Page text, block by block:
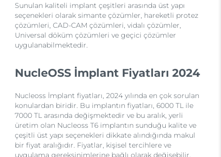
Sunulan kaliteli implant çeşitleri arasında üst yapı
seçenekleri olarak simante çözümler, hareketli protez
çözümleri, CAD-CAM çözümleri, vidalı çözümler,
Universal döküm çözümleri ve geçici çözümler
uygulanabilmektedir.
NucleOSS İmplant Fiyatları 2024
Nucleoss İmplant fiyatları, 2024 yılında en çok sorulan
konulardan biridir. Bu implantın fiyatları, 6000 TL ile
7000 TL arasında değişmektedir ve bu aralık, yerli
üretim olan Nucleoss T6 implantın sunduğu kalite ve
çeşitli üst yapı seçenekleri dikkate alındığında makul
bir fiyat aralığıdır. Fiyatlar, kişisel tercihlere ve
uygulama gereksinimlerine bağlı olarak değişebilir.